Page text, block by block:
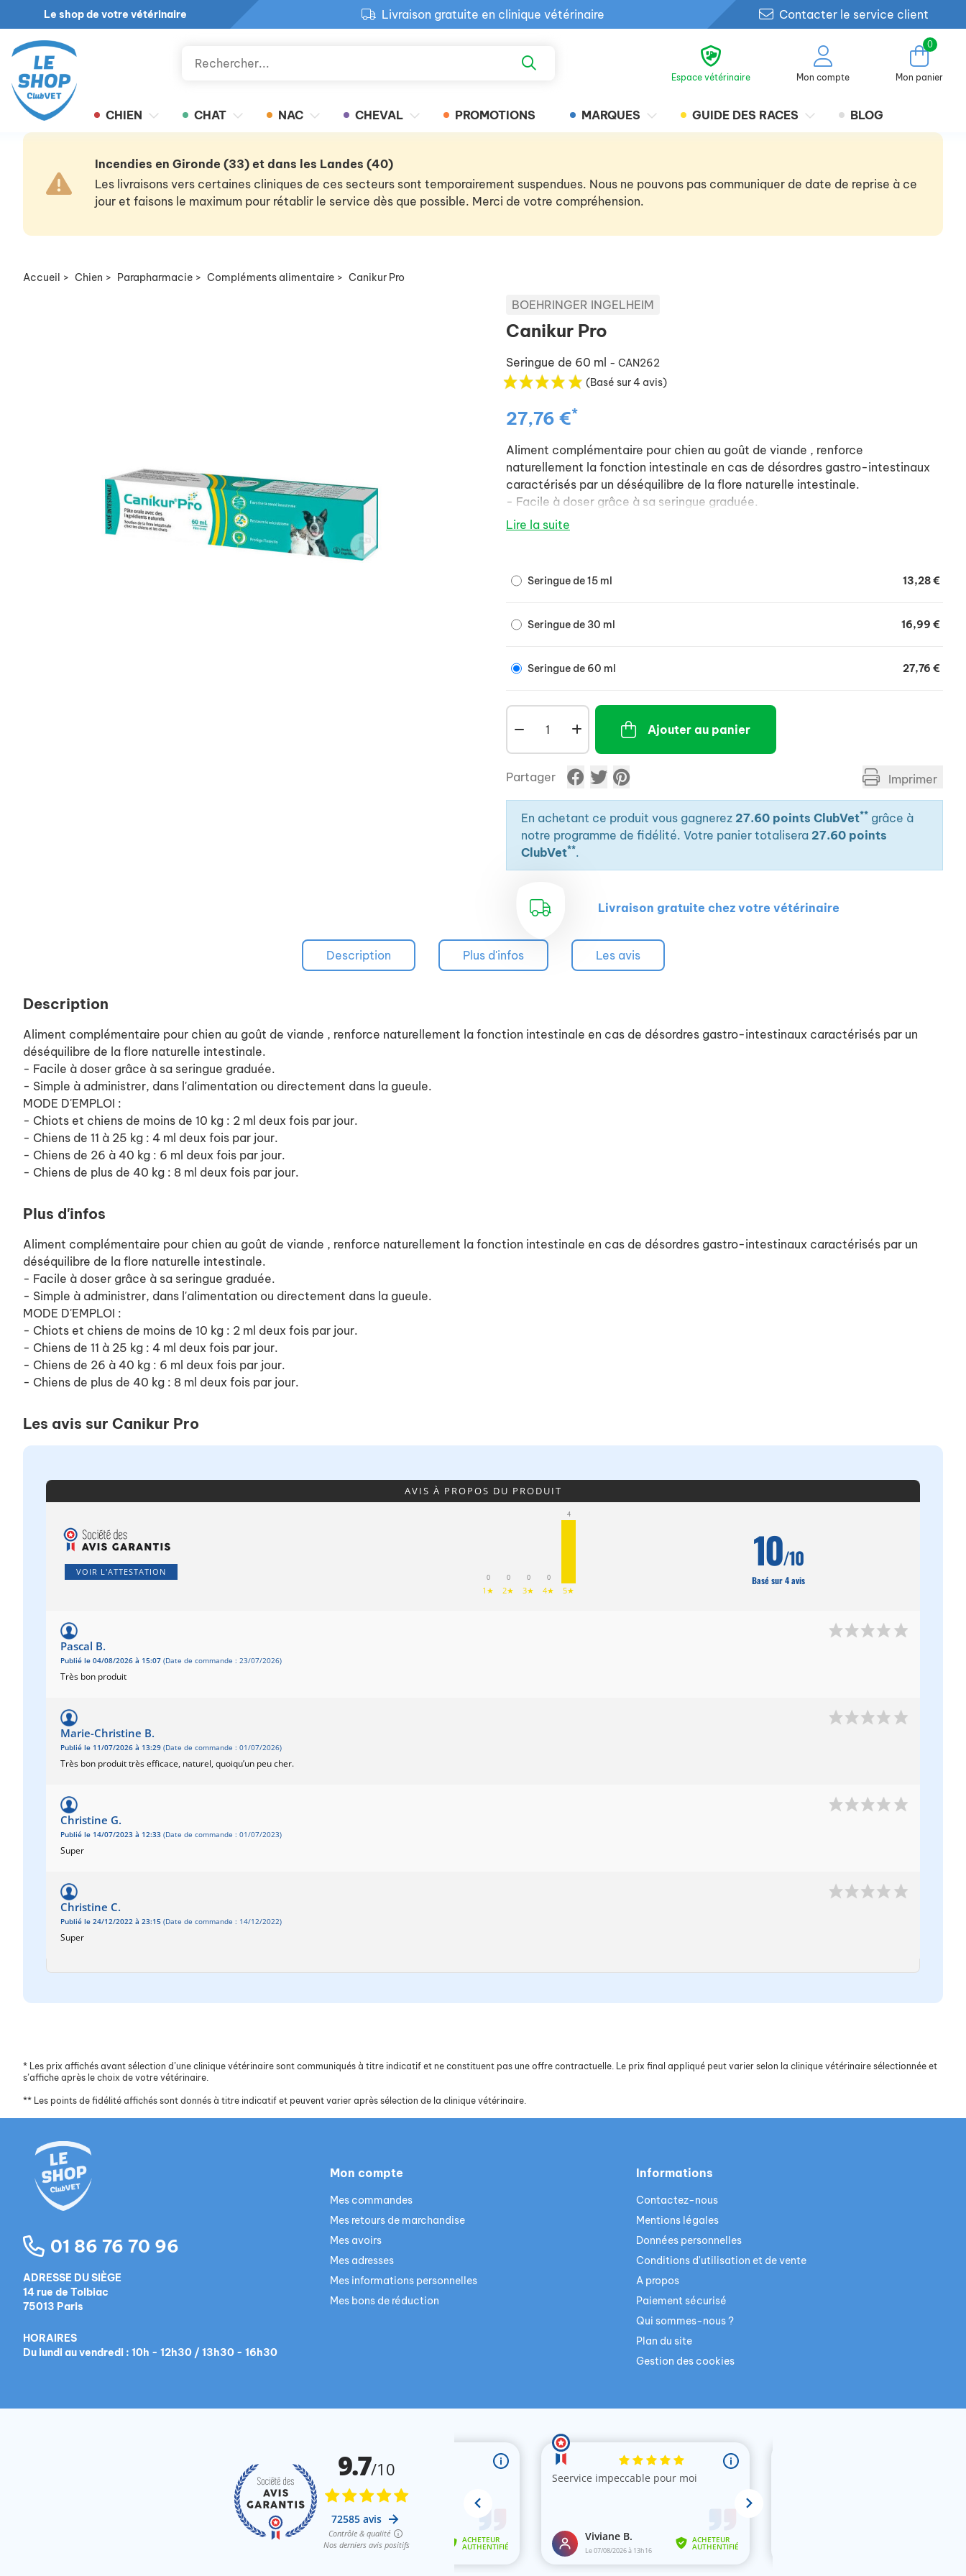
Le shop de votre vétérinaire
Livraison gratuite en clinique vétérinaire
Retour produit gratuit en clinique
Contacter le service client
Espace vétérinaire Mon compte
0
Mon panier
CHIEN CHAT NAC CHEVAL PROMOTIONS MARQUES GUIDE DES RACES BLOG
Incendies en Gironde (33) et dans les Landes (40)
Les livraisons vers certaines cliniques de ces secteurs sont temporairement suspendues. Nous ne pouvons pas communiquer de date de reprise à ce
jour et faisons le maximum pour rétablir le service dès que possible. Merci de votre compréhension.
Accueil > Chien > Parapharmacie > Compléments alimentaire > Canikur Pro
BOEHRINGER INGELHEIM
Canikur Pro
Seringue de 60 ml - CAN262
(Basé sur 4 avis)
27,76 €*
Aliment complémentaire pour chien au goût de viande , renforce
naturellement la fonction intestinale en cas de désordres gastro-intestinaux
caractérisés par un déséquilibre de la flore naturelle intestinale.
- Facile à doser grâce à sa seringue graduée.
- Simple à administrer, dans l'alimentation ou directement dans la gueule.
- Chiens de 26 à 40 kg : 6 ml deux fois par jour.
Lire la suite
Seringue de 15 ml 13,28 €
Seringue de 30 ml 16,99 €
Seringue de 60 ml 27,76 €
Ajouter au panier
Partager Imprimer
En achetant ce produit vous gagnerez 27.60 points ClubVet** grâce à
notre programme de fidélité. Votre panier totalisera 27.60 points
ClubVet**.
Livraison gratuite chez votre vétérinaire
Description Plus d'infos Les avis
Description
Aliment complémentaire pour chien au goût de viande , renforce naturellement la fonction intestinale en cas de désordres gastro-intestinaux caractérisés par un
déséquilibre de la flore naturelle intestinale.
- Facile à doser grâce à sa seringue graduée.
- Simple à administrer, dans l'alimentation ou directement dans la gueule.
MODE D'EMPLOI :
- Chiots et chiens de moins de 10 kg : 2 ml deux fois par jour.
- Chiens de 11 à 25 kg : 4 ml deux fois par jour.
- Chiens de 26 à 40 kg : 6 ml deux fois par jour.
- Chiens de plus de 40 kg : 8 ml deux fois par jour.
Plus d'infos
Aliment complémentaire pour chien au goût de viande , renforce naturellement la fonction intestinale en cas de désordres gastro-intestinaux caractérisés par un
déséquilibre de la flore naturelle intestinale.
- Facile à doser grâce à sa seringue graduée.
- Simple à administrer, dans l'alimentation ou directement dans la gueule.
MODE D'EMPLOI :
- Chiots et chiens de moins de 10 kg : 2 ml deux fois par jour.
- Chiens de 11 à 25 kg : 4 ml deux fois par jour.
- Chiens de 26 à 40 kg : 6 ml deux fois par jour.
- Chiens de plus de 40 kg : 8 ml deux fois par jour.
Les avis sur Canikur Pro
AVIS À PROPOS DU PRODUIT
VOIR L'ATTESTATION
0
1★
0
2★
0
3★
0
4★
4
5★
10/10
Basé sur 4 avis
Pascal B.
Publié le 04/08/2026 à 15:07 (Date de commande : 23/07/2026)
Très bon produit
Marie-Christine B.
Publié le 11/07/2026 à 13:29 (Date de commande : 01/07/2026)
Très bon produit très efficace, naturel, quoiqu’un peu cher.
Christine G.
Publié le 14/07/2023 à 12:33 (Date de commande : 01/07/2023)
Super
Christine C.
Publié le 24/12/2022 à 23:15 (Date de commande : 14/12/2022)
Super
* Les prix affichés avant sélection d’une clinique vétérinaire sont communiqués à titre indicatif et ne constituent pas une offre contractuelle. Le prix final appliqué peut varier selon la clinique vétérinaire sélectionnée et
s’affiche après le choix de votre vétérinaire.
** Les points de fidélité affichés sont donnés à titre indicatif et peuvent varier après sélection de la clinique vétérinaire.
01 86 76 70 96
ADRESSE DU SIÈGE
14 rue de Tolbiac
75013 Paris
HORAIRES
Du lundi au vendredi : 10h - 12h30 / 13h30 - 16h30
Mon compte
Mes commandes
Mes retours de marchandise
Mes avoirs
Mes adresses
Mes informations personnelles
Mes bons de réduction
Informations
Contactez-nous
Mentions légales
Données personnelles
Conditions d'utilisation et de vente
A propos
Paiement sécurisé
Qui sommes-nous ?
Plan du site
Gestion des cookies